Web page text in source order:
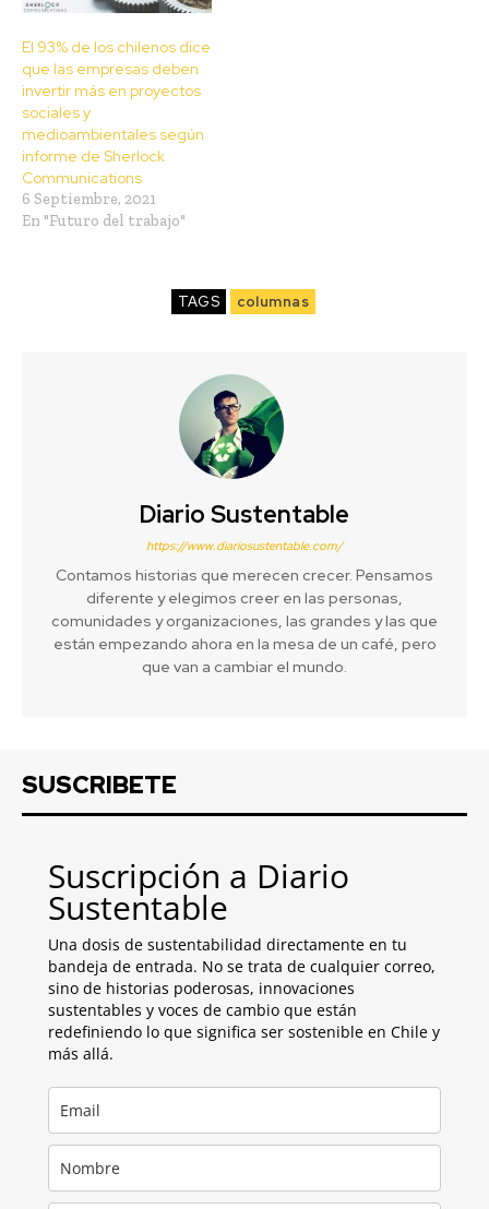
El 93% de los chilenos dice
que las empresas deben
invertir más en proyectos
sociales y
medioambientales según
informe de Sherlock
Communications
6 Septiembre, 2021
En "Futuro del trabajo"
TAGS columnas
Diario Sustentable
https://www.diariosustentable.com/
Contamos historias que merecen crecer. Pensamos
diferente y elegimos creer en las personas,
comunidades y organizaciones, las grandes y las que
están empezando ahora en la mesa de un café, pero
que van a cambiar el mundo.
SUSCRIBETE
Suscripción a Diario
Sustentable
Una dosis de sustentabilidad directamente en tu
bandeja de entrada. No se trata de cualquier correo,
sino de historias poderosas, innovaciones
sustentables y voces de cambio que están
redefiniendo lo que significa ser sostenible en Chile y
más allá.